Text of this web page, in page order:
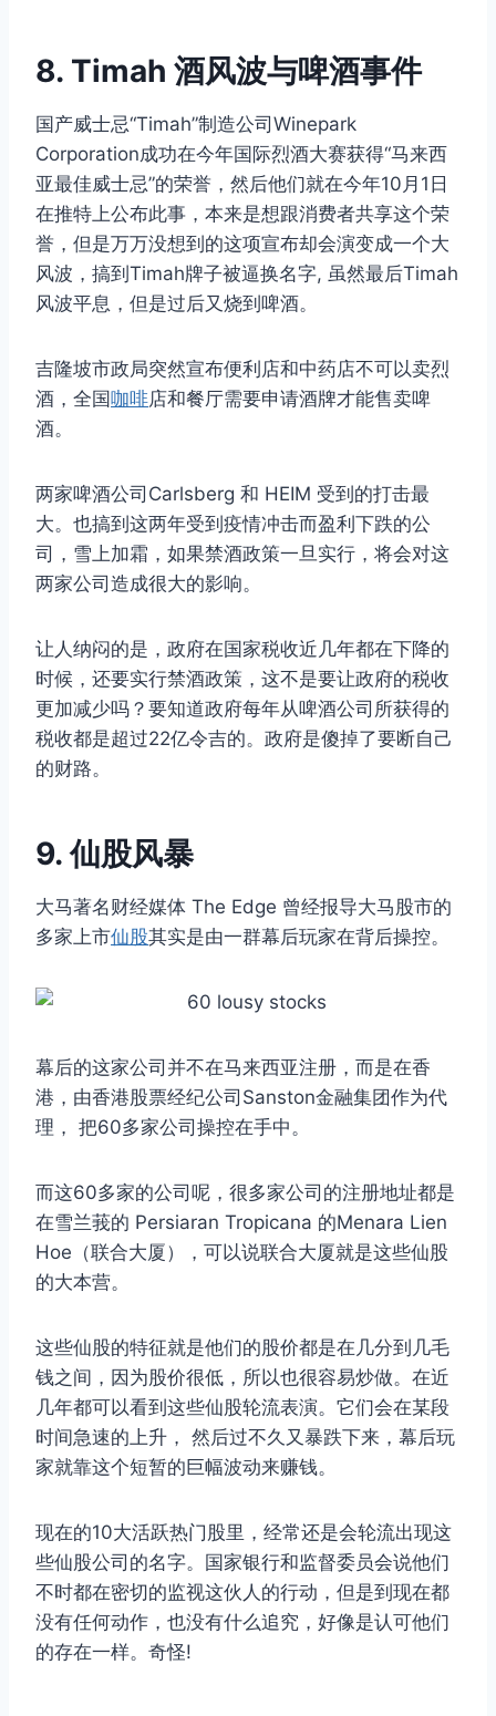
8. Timah 酒风波与啤酒事件
国产威士忌“Timah”制造公司Winepark
Corporation成功在今年国际烈酒大赛获得“马来西
亚最佳威士忌”的荣誉，然后他们就在今年10月1日
在推特上公布此事，本来是想跟消费者共享这个荣
誉，但是万万没想到的这项宣布却会演变成一个大
风波，搞到Timah牌子被逼换名字, 虽然最后Timah
风波平息，但是过后又烧到啤酒。
吉隆坡市政局突然宣布便利店和中药店不可以卖烈
酒，全国咖啡店和餐厅需要申请酒牌才能售卖啤
酒。
两家啤酒公司Carlsberg 和 HEIM 受到的打击最
大。也搞到这两年受到疫情冲击而盈利下跌的公
司，雪上加霜，如果禁酒政策一旦实行，将会对这
两家公司造成很大的影响。
让人纳闷的是，政府在国家税收近几年都在下降的
时候，还要实行禁酒政策，这不是要让政府的税收
更加减少吗？要知道政府每年从啤酒公司所获得的
税收都是超过22亿令吉的。政府是傻掉了要断自己
的财路。
9. 仙股风暴
大马著名财经媒体 The Edge 曾经报导大马股市的
多家上市仙股其实是由一群幕后玩家在背后操控。
幕后的这家公司并不在马来西亚注册，而是在香
港，由香港股票经纪公司Sanston金融集团作为代
理， 把60多家公司操控在手中。
而这60多家的公司呢，很多家公司的注册地址都是
在雪兰莪的 Persiaran Tropicana 的Menara Lien
Hoe（联合大厦），可以说联合大厦就是这些仙股
的大本营。
这些仙股的特征就是他们的股价都是在几分到几毛
钱之间，因为股价很低，所以也很容易炒做。在近
几年都可以看到这些仙股轮流表演。它们会在某段
时间急速的上升， 然后过不久又暴跌下来，幕后玩
家就靠这个短暂的巨幅波动来赚钱。
现在的10大活跃热门股里，经常还是会轮流出现这
些仙股公司的名字。国家银行和监督委员会说他们
不时都在密切的监视这伙人的行动，但是到现在都
没有任何动作，也没有什么追究，好像是认可他们
的存在一样。奇怪!